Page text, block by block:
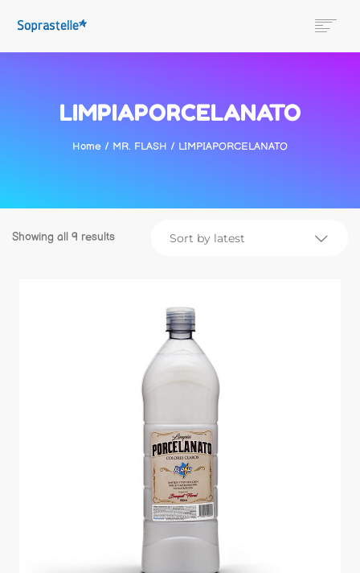
NUESTRAS MARCASLIMPIAPORCELANATO
Home / MR. FLASH / LIMPIAPORCELANATO
Showing all 9 results